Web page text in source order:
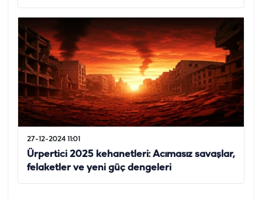
27-12-2024 11:01
Ürpertici 2025 kehanetleri: Acımasız savaşlar,
felaketler ve yeni güç dengeleri